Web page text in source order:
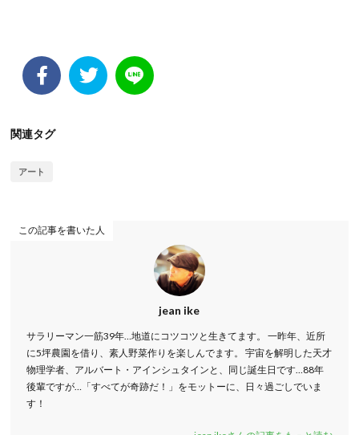
関連タグ
アート
この記事を書いた人
jean ike
サラリーマン一筋39年…地道にコツコツと生きてます。 一昨年、近所
に5坪農園を借り、素人野菜作りを楽しんでます。 宇宙を解明した天才
物理学者、アルバート・アインシュタインと、同じ誕生日です…88年
後輩ですが…「すべてが奇跡だ！」をモットーに、日々過ごしでいま
す！